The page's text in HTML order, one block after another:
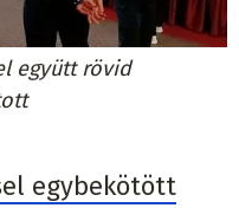
együtt rövid
egybekötött